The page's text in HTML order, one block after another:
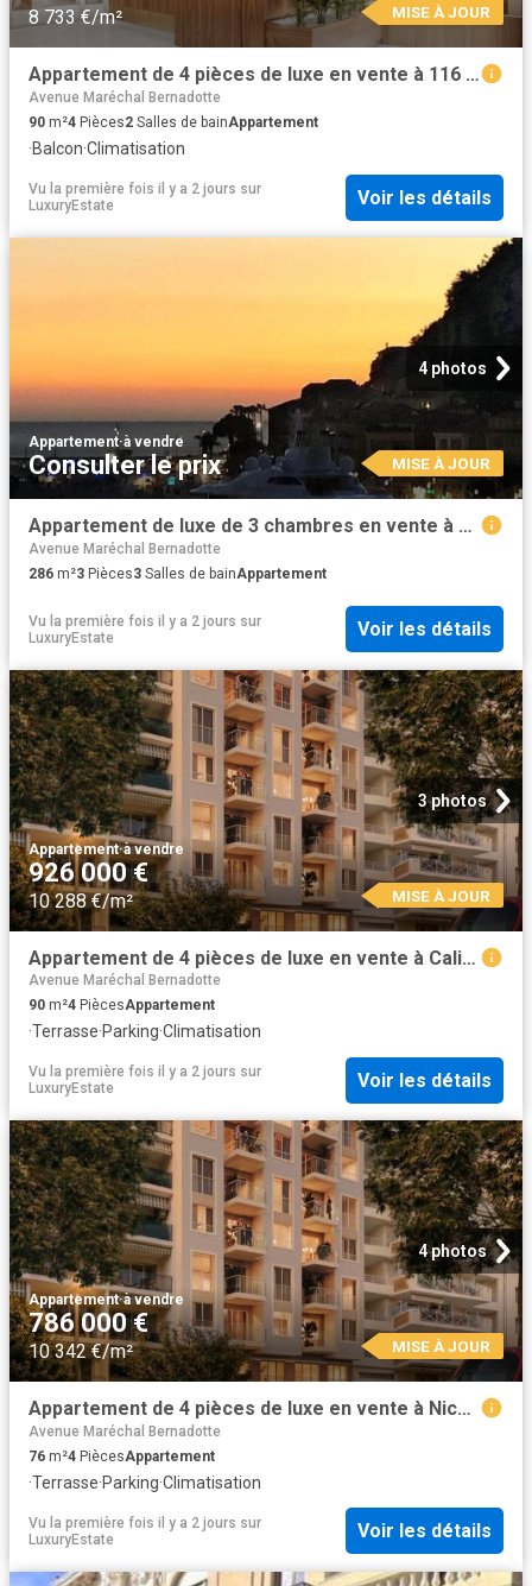
8 733 €/m² MISE À JOUR
Appartement de 4 pièces de luxe en vente à 116 avenue de la californie, Nice, Provence Alpes Côte d'Azur
Avenue Maréchal Bernadotte
90 m²4 Pièces2 Salles de bainAppartement
·Balcon·Climatisation
Vu la première fois il y a 2 jours sur
LuxuryEstate
Voir les détails
4 photos
Appartement·à vendre
Consulter le prix MISE À JOUR
Appartement de luxe de 3 chambres en vente à Place Île de Beauté, 1, Nice, Provence Alpes Côte d'Azur
Avenue Maréchal Bernadotte
286 m²3 Pièces3 Salles de bainAppartement
Vu la première fois il y a 2 jours sur
LuxuryEstate
Voir les détails
3 photos
Appartement·à vendre
926 000 €
10 288 €/m² MISE À JOUR
Appartement de 4 pièces de luxe en vente à Californie, Nice, Alpes Maritimes, Provence Alpes Côte d'Azur
Avenue Maréchal Bernadotte
90 m²4 PiècesAppartement
·Terrasse·Parking·Climatisation
Vu la première fois il y a 2 jours sur
LuxuryEstate
Voir les détails
4 photos
Appartement·à vendre
786 000 €
10 342 €/m² MISE À JOUR
Appartement de 4 pièces de luxe en vente à Nice Californie, Nice, Alpes Maritimes, Provence Alpes Côte d'Azur
Avenue Maréchal Bernadotte
76 m²4 PiècesAppartement
·Terrasse·Parking·Climatisation
Vu la première fois il y a 2 jours sur
LuxuryEstate
Voir les détails